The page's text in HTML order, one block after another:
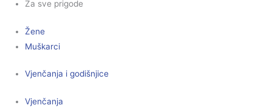
Za sve prigode
Žene
Muškarci
Vjenčanja i godišnjice
Vjenčanja